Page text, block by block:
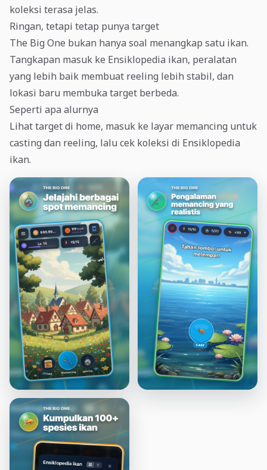
koleksi terasa jelas.
Ringan, tetapi tetap punya target
The Big One bukan hanya soal menangkap satu ikan.
Tangkapan masuk ke Ensiklopedia ikan, peralatan
yang lebih baik membuat reeling lebih stabil, dan
lokasi baru membuka target berbeda.
Seperti apa alurnya
Lihat target di home, masuk ke layar memancing untuk
casting dan reeling, lalu cek koleksi di Ensiklopedia
ikan.